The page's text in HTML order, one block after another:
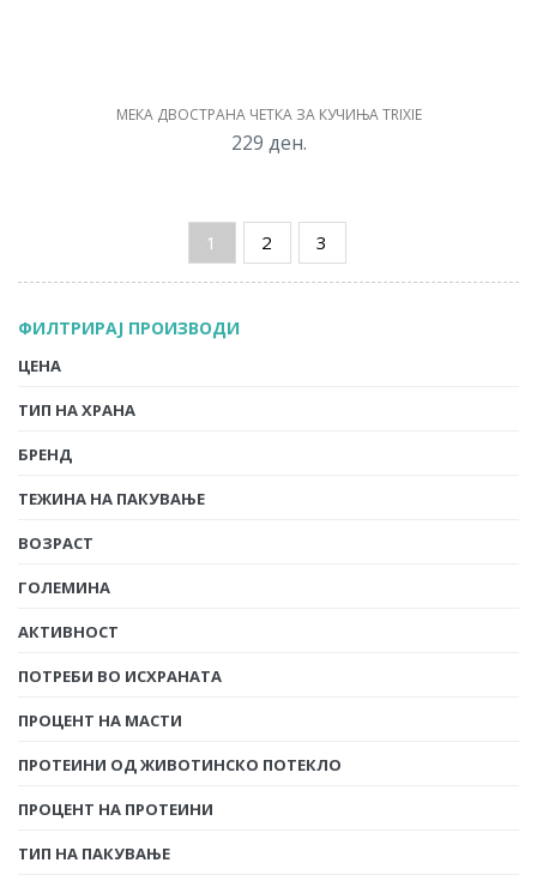
МЕКА ДВОСТРАНА ЧЕТКА ЗА КУЧИЊА TRIXIE
229 ден.
1 2 3
ФИЛТРИРАЈ ПРОИЗВОДИ
ЦЕНА
ТИП НА ХРАНА
БРЕНД
ТЕЖИНА НА ПАКУВАЊЕ
ВОЗРАСТ
ГОЛЕМИНА
АКТИВНОСТ
ПОТРЕБИ ВО ИСХРАНАТА
ПРОЦЕНТ НА МАСТИ
ПРОТЕИНИ ОД ЖИВОТИНСКО ПОТЕКЛО
ПРОЦЕНТ НА ПРОТЕИНИ
ТИП НА ПАКУВАЊЕ